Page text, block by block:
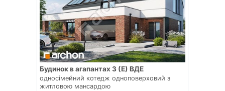
Будинок в агапантах 3 (E) ВДЕ
односімейний котедж одноповерховий з
житловою мансардою